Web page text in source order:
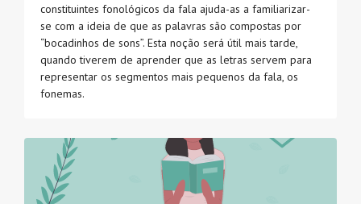
constituintes fonológicos da fala ajuda-as a familiarizar-
se com a ideia de que as palavras são compostas por
“bocadinhos de sons”. Esta noção será útil mais tarde,
quando tiverem de aprender que as letras servem para
representar os segmentos mais pequenos da fala, os
fonemas.